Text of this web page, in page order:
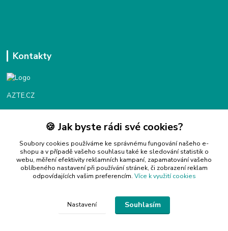
Kontakty
AZTE.CZ
Objednávky / fakturace
Po - Čt 9:00 - 16:00
Info@azte.cz
🍪 Jak byste rádi své cookies?
Soubory cookies používáme ke správnému fungování našeho e-
shopu a v případě vašeho souhlasu také ke sledování statistik o
webu, měření efektivity reklamních kampaní, zapamatování vašeho
oblíbeného nastavení při používání stránek, či zobrazení reklam
odpovídajících vašim preferencím. Více k využití cookies
Nastavení Souhlasím